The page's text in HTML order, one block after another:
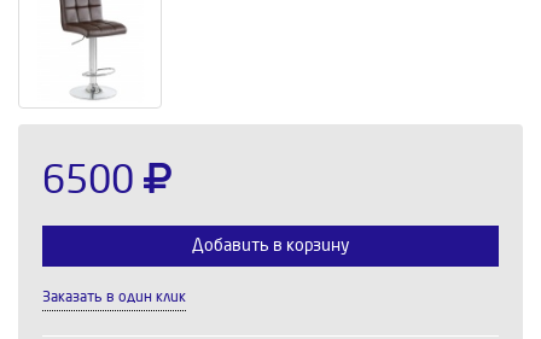
6500
Добавить в корзину
Заказать в один клик